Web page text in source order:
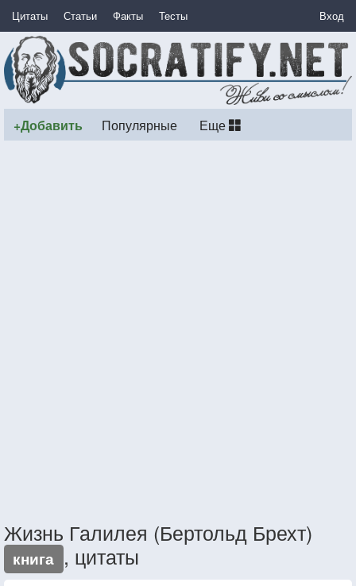
Цитаты Статьи Факты Тесты Вход
+Добавить Популярные Еще
Жизнь Галилея (Бертольд Брехт)
книга , цитаты